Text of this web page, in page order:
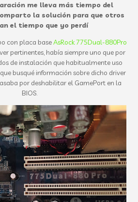
me lleva más tiempo del
la solución para que otros
el tiempo que yo perdí
con placa baseAsRock 775Dual-880Pro
pertinentes, había siempre uno que por
de instalación que habitualmente uso
busqué información sobre dicho driver
por deshabilitar el GamePort en la
BIOS.